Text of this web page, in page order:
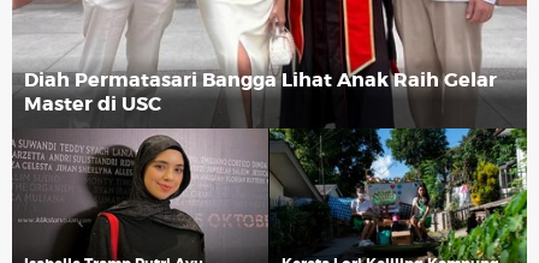
Diah Permatasari Bangga Lihat Anak Raih Gelar
Master di USC